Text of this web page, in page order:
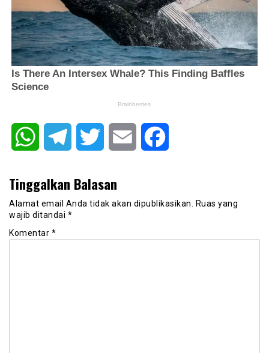
WhatsAppTelegram Twitter Email
Tinggalkan Balasan
Alamat email Anda tidak akan dipublikasikan.
Ruas yang
wajib ditandai *
Komentar *